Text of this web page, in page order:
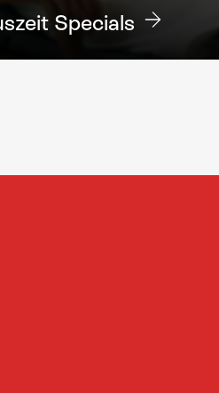
Specials